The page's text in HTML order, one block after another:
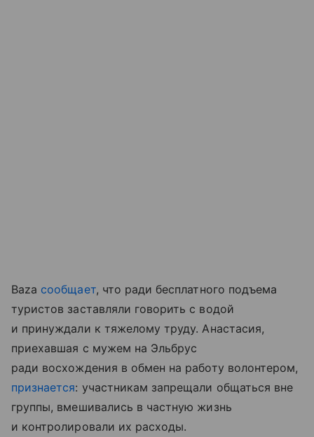
Baza сообщает, что ради бесплатного подъема
туристов заставляли говорить с водой
и принуждали к тяжелому труду. Анастасия,
приехавшая с мужем на Эльбрус
ради восхождения в обмен на работу волонтером,
признается: участникам запрещали общаться вне
группы, вмешивались в частную жизнь
и контролировали их расходы.